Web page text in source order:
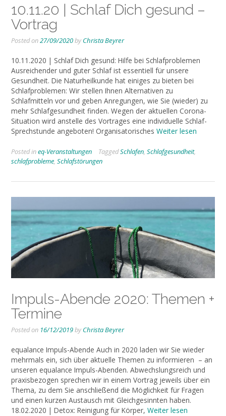
10.11.20 | Schlaf Dich gesund –
Vortrag
Posted on27/09/2020by Christa Beyrer
10.11.2020 | Schlaf Dich gesund: Hilfe bei Schlafproblemen
Ausreichender und guter Schlaf ist essentiell für unsere
Gesundheit. Die Naturheilkunde hat einiges zu bieten bei
Schlafproblemen: Wir stellen Ihnen Alternativen zu
Schlafmitteln vor und geben Anregungen, wie Sie (wieder) zu
mehr Schlafgesundheit finden. Wegen der aktuellen Corona-
Situation wird anstelle des Vortrages eine individuelle Schlaf-
Sprechstunde angeboten! Organisatorisches Weiter lesen
Posted ineq-Veranstaltungen TaggedSchlafen Schlafgesundheit,
schlafprobleme Schlafstörungen
Impuls-Abende 2020: Themen +
Termine
Posted on 16/12/2019by Christa Beyrer
equalance Impuls-Abende Auch in 2020 laden wir Sie wieder
mehrmals ein, sich über aktuelle Themen zu informieren – an
unseren equalance Impuls-Abenden. Abwechslungsreich und
praxisbezogen sprechen wir in einem Vortrag jeweils über ein
Thema, zu dem Sie anschließend die Möglichkeit für Fragen
und einen kurzen Austausch mit Gleichgesinnten haben.
18.02.2020 | Detox: Reinigung für Körper, Weiter lesen